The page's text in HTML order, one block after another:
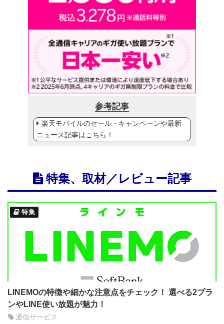
参考記事
楽天モバイルのセール・キャンペーンや最新
ニュース記事はこちら！
特集、取材／レビュー記事
特集
LINEMOの特徴や細かな注意点をチェック！ 選べる2プラ
ンやLINE使い放題が魅力！
通信サービス